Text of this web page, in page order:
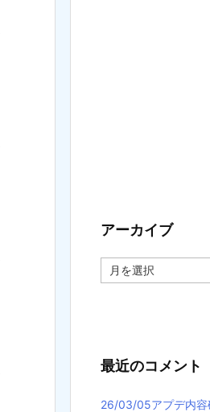
アーカイブ
ー
最近のコメント
26/03/05アプデ内